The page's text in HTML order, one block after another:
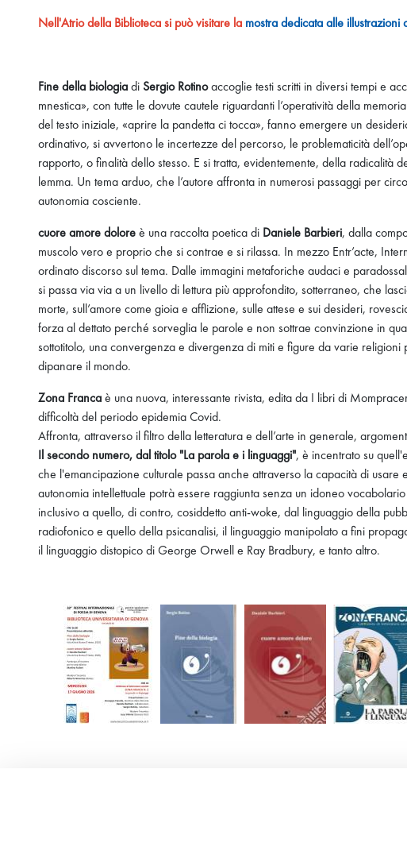
Nell'Atrio della Biblioteca si può visitare la mostra dedicata alle illustrazioni
Fine della biologiadi Sergio Rotinoaccoglie testi scritti in diversi tempi e
mnestica», con tutte le dovute cautele riguardanti l’operatività della
del testo iniziale, «aprire la pandetta ci tocca», fanno emergere un
ordinativo, si avvertono le incertezze del percorso, le problematicità
rapporto, o finalità dello stesso. E si tratta, evidentemente, della
lemma. Un tema arduo, che l’autore affronta in numerosi passaggi per
autonomia cosciente.
cuore amore doloreè una raccolta poetica di Daniele Barbieri, dalla
muscolo vero e proprio che si contrae e si rilassa. In mezzo Entr’acte,
ordinato discorso sul tema. Dalle immagini metaforiche audaci e
si passa via via a un livello di lettura più approfondito, sotterraneo, che
morte, sull’amore come gioia e afflizione, sulle attese e sui desideri,
forza al dettato perché sorveglia le parole e non sottrae convinzione in
sottotitolo, una convergenza e divergenza di miti e figure da varie
dipanare il mondo.
Zona Francaè una nuova, interessante rivista, edita da I libri di
difficoltà del periodo epidemia Covid.
Affronta, attraverso il filtro della letteratura e dell’arte in generale,
Il secondo numero, dal titolo "La parola e i linguaggi", è incentrato su
che l'emancipazione culturale passa anche attraverso la capacità di
autonomia intellettuale potrà essere raggiunta senza un idoneo
inclusivo a quello, di contro, cosiddetto anti-woke, dal linguaggio della
radiofonico e quello della psicanalisi, il linguaggio manipolato a fini
il linguaggio distopico di George Orwell e Ray Bradbury, e tanto altro.